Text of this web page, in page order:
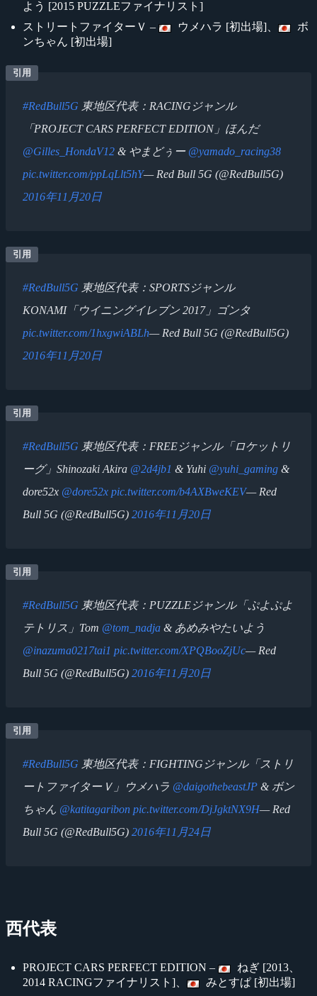
よう [2015 PUZZLEファイナリスト]
ストリートファイターＶ –
ウメハラ [初出場]、
ボ
ンちゃん [初出場]
#RedBull5G 東地区代表：RACINGジャンル
「PROJECT CARS PERFECT EDITION」ほんだ
@Gilles_HondaV12 & やまどぅー @yamado_racing38
pic.twitter.com/ppLqLlt5hY— Red Bull 5G (@RedBull5G)
2016年11月20日
#RedBull5G 東地区代表：SPORTSジャンル
KONAMI「ウイニングイレブン 2017」ゴンタ
pic.twitter.com/1hxgwiABLh— Red Bull 5G (@RedBull5G)
2016年11月20日
#RedBull5G 東地区代表：FREEジャンル「ロケットリ
ーグ」Shinozaki Akira @2d4jb1 & Yuhi @yuhi_gaming &
dore52x @dore52x pic.twitter.com/b4AXBweKEV— Red
Bull 5G (@RedBull5G) 2016年11月20日
#RedBull5G 東地区代表：PUZZLEジャンル「ぷよぷよ
テトリス」Tom @tom_nadja & あめみやたいよう
@inazuma0217tai1 pic.twitter.com/XPQBooZjUc— Red
Bull 5G (@RedBull5G) 2016年11月20日
#RedBull5G 東地区代表：FIGHTINGジャンル「ストリ
ートファイターＶ」ウメハラ @daigothebeastJP & ボン
ちゃん @katitagaribon pic.twitter.com/DjJgktNX9H— Red
Bull 5G (@RedBull5G) 2016年11月24日
西代表
PROJECT CARS PERFECT EDITION –
ねぎ [2013、
2014 RACINGファイナリスト]、
みとすぱ [初出場]